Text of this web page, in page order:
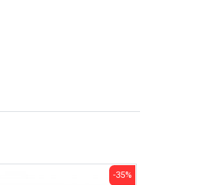
-35%